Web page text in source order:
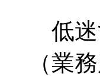
低迷
（業